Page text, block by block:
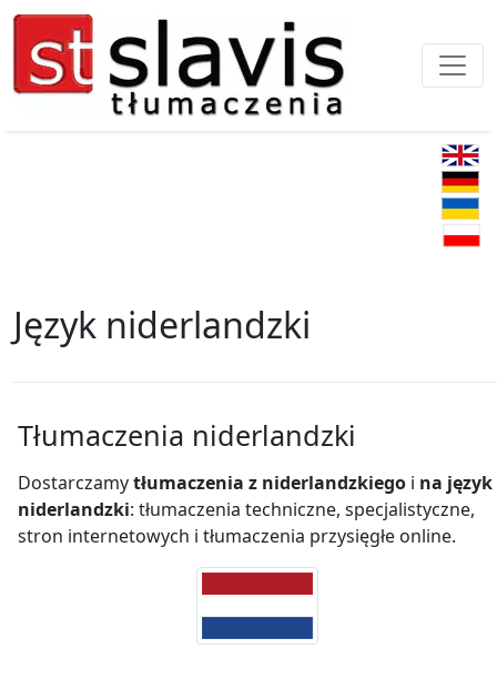
Język niderlandzki
Tłumaczenia niderlandzki
Dostarczamytłumaczenia z niderlandzkiego i na język
niderlandzki: tłumaczenia techniczne, specjalistyczne,
stron internetowych i tłumaczenia przysięgłe online.